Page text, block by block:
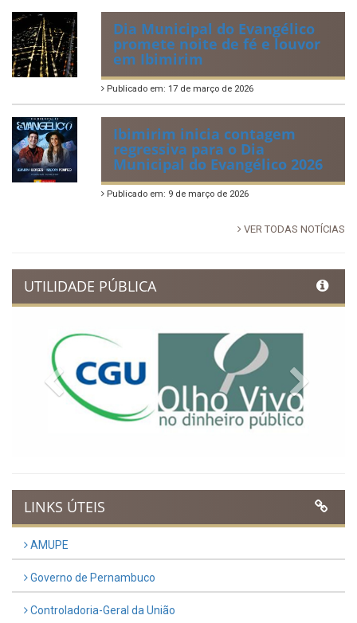
Dia Municipal do Evangélico
promete noite de fé e louvor
em Ibimirim
Publicado em: 17 de março de 2026
Ibimirim inicia contagem
regressiva para o Dia
Municipal do Evangélico 2026
Publicado em: 9 de março de 2026
VER TODAS NOTÍCIAS
UTILIDADE PÚBLICA
Previous
LINKS ÚTEIS
AMUPE
Governo de Pernambuco
Controladoria-Geral da União